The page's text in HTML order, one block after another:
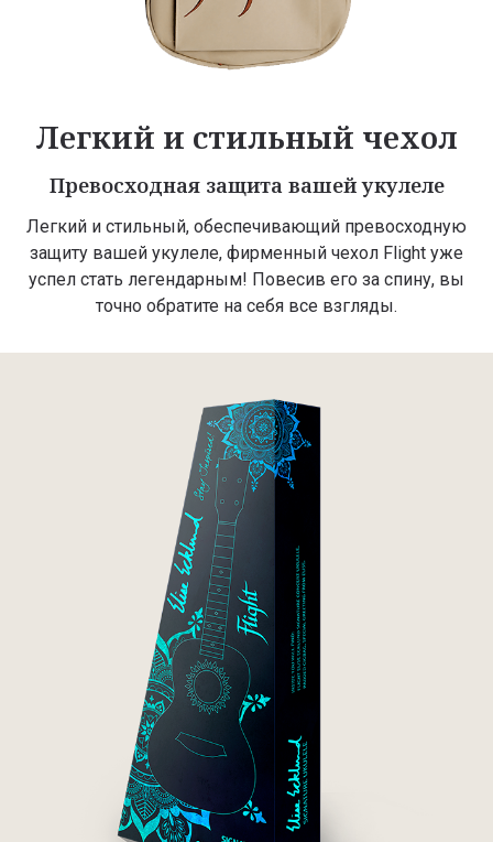
Легкий и стильный чехол
Превосходная защита вашей укулеле
Легкий и стильный, обеспечивающий превосходную
защиту вашей укулеле, фирменный чехол Flight уже
успел стать легендарным! Повесив его за спину, вы
точно обратите на себя все взгляды.